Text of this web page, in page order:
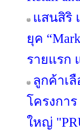
แสนสิริ
ยุค
รายแรก
ลูกค้าเ
โครงกา
ใหญ่